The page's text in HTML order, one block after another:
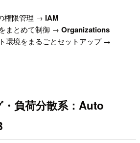
権限管理 → IAM
まとめて制御 →Organizations
環境をまるごとセットアップ →
負荷分散系：Auto